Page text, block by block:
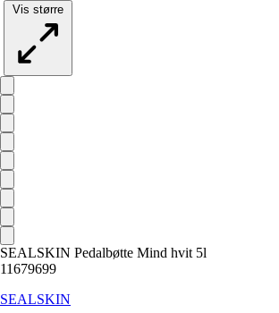
Vis større
SEALSKIN Pedalbøtte Mind hvit 5l
11679699
SEALSKIN